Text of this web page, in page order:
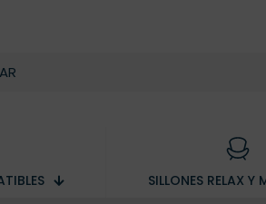
SILLONES RELAX Y